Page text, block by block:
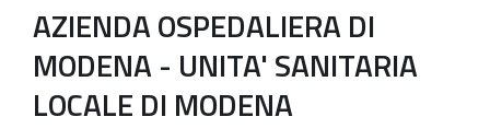
AZIENDA OSPEDALIERA DI
MODENA - UNITA' SANITARIA
LOCALE DI MODENA